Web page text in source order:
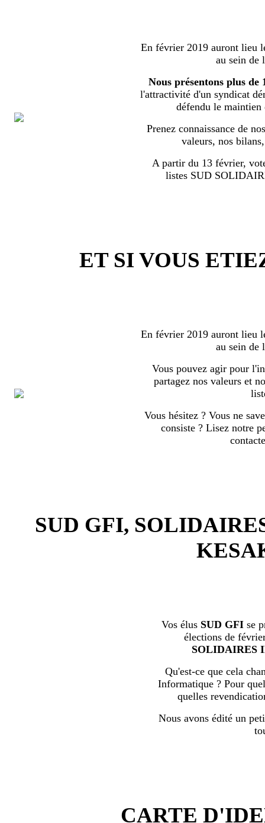
En février 2019 auront lieu
au sein de
Nous présentons plus de
l'attractivité d'un syndicat
défendu le maintien
Prenez connaissance de
valeurs, nos
A partir du 13 février,
listes SUD
ET SI VOUS
En février 2019 auront lieu
au sein de
Vous pouvez agir pour
partagez nos valeurs et
Vous hésitez ? Vous ne
consiste ? Lisez notre
SUD GFI,
Vos élus SUD GFI se
élections de
SOLIDAIRES
Qu'est-ce que cela
Informatique ? Pour
quelles
Nous avons édité un
CARTE